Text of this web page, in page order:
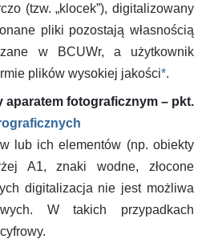
(tzw. „klocek”), digitalizowany
pliki pozostają własnością
w BCUWr, a użytkownik
plików wysokiej jakości*.
aparatem fotograficznym – pkt.
lub ich elementów (np. obiekty
A1, znaki wodne, złocone
digitalizacja nie jest możliwa
W takich przypadkach